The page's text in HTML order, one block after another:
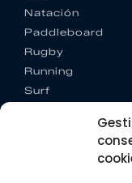
Natación
Paddleboard
Rugby
Running
Surf
CONTACTO